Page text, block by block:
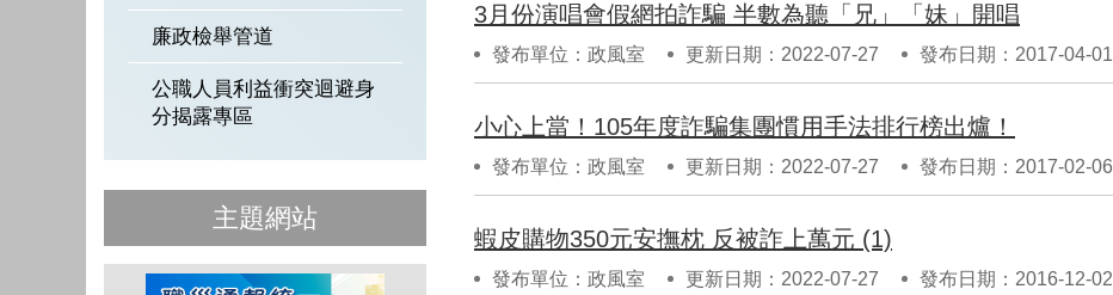
廉政檢舉管道
公職人員利益衝突迴避身
分揭露專區
主題網站
3月份演唱會假網拍詐騙 半數為聽「兄」「妹」開唱
發布單位：政風室 更新日期：2022-07-27 發布日期：2017-04-01
小心上當！105年度詐騙集團慣用手法排行榜出爐！
發布單位：政風室 更新日期：2022-07-27 發布日期：2017-02-06
蝦皮購物350元安撫枕 反被詐上萬元 (1)
發布單位：政風室 更新日期：2022-07-27 發布日期：2016-12-02